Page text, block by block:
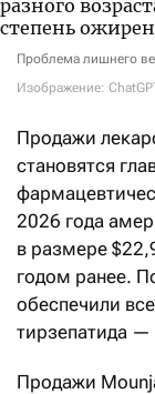
Проблема лишнего
Изображение:
Продажи
становятся
2026 года
в размере
годом ранее.
обеспечили
тирзепатида —
Продажи